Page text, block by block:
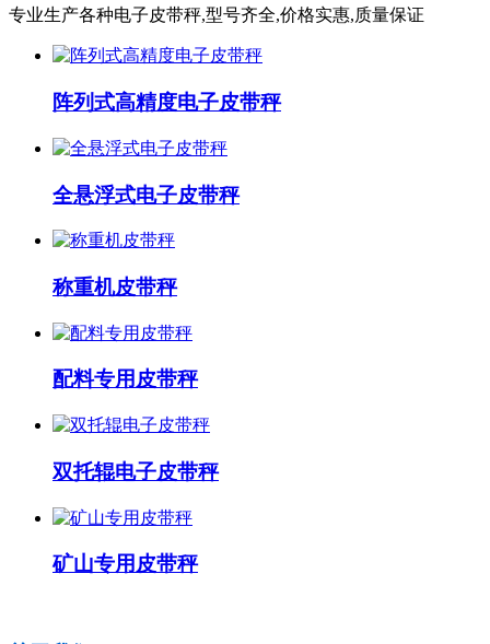
专业生产各种电子皮带秤,型号齐全,价格实惠,质量保证
阵列式高精度电子皮带秤
全悬浮式电子皮带秤
称重机皮带秤
配料专用皮带秤
双托辊电子皮带秤
矿山专用皮带秤